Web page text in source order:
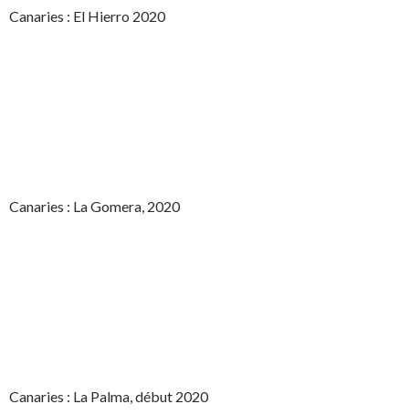
Canaries : El Hierro 2020
Canaries : La Gomera, 2020
Canaries : La Palma, début 2020